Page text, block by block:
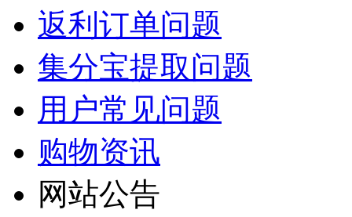
返利订单问题
集分宝提取问题
用户常见问题
购物资讯
网站公告